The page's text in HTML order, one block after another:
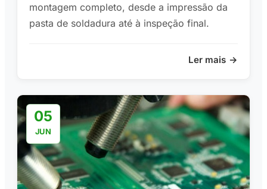
montagem completo, desde a impressão da
pasta de soldadura até à inspeção final.
Ler mais
05
JUN